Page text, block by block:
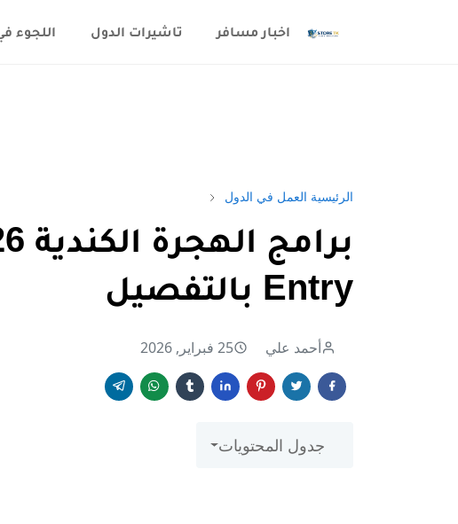
اخبار مسافر تاشيرات الدول اللجوء
الرئيسية العمل في الدول
Entry بالتفصيل
أحمد علي 25 فبراير, 2026
جدول المحتويات